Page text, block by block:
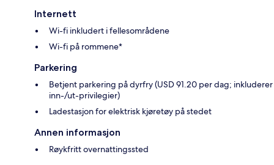
Internett
Wi-fi inkludert i fellesområdene
Wi-fi på rommene*
Parkering
Betjent parkering på dyrfry (USD 91.20 per dag; inkluderer
inn-/ut-privilegier)
Ladestasjon for elektrisk kjøretøy på stedet
Annen informasjon
Røykfritt overnattingssted